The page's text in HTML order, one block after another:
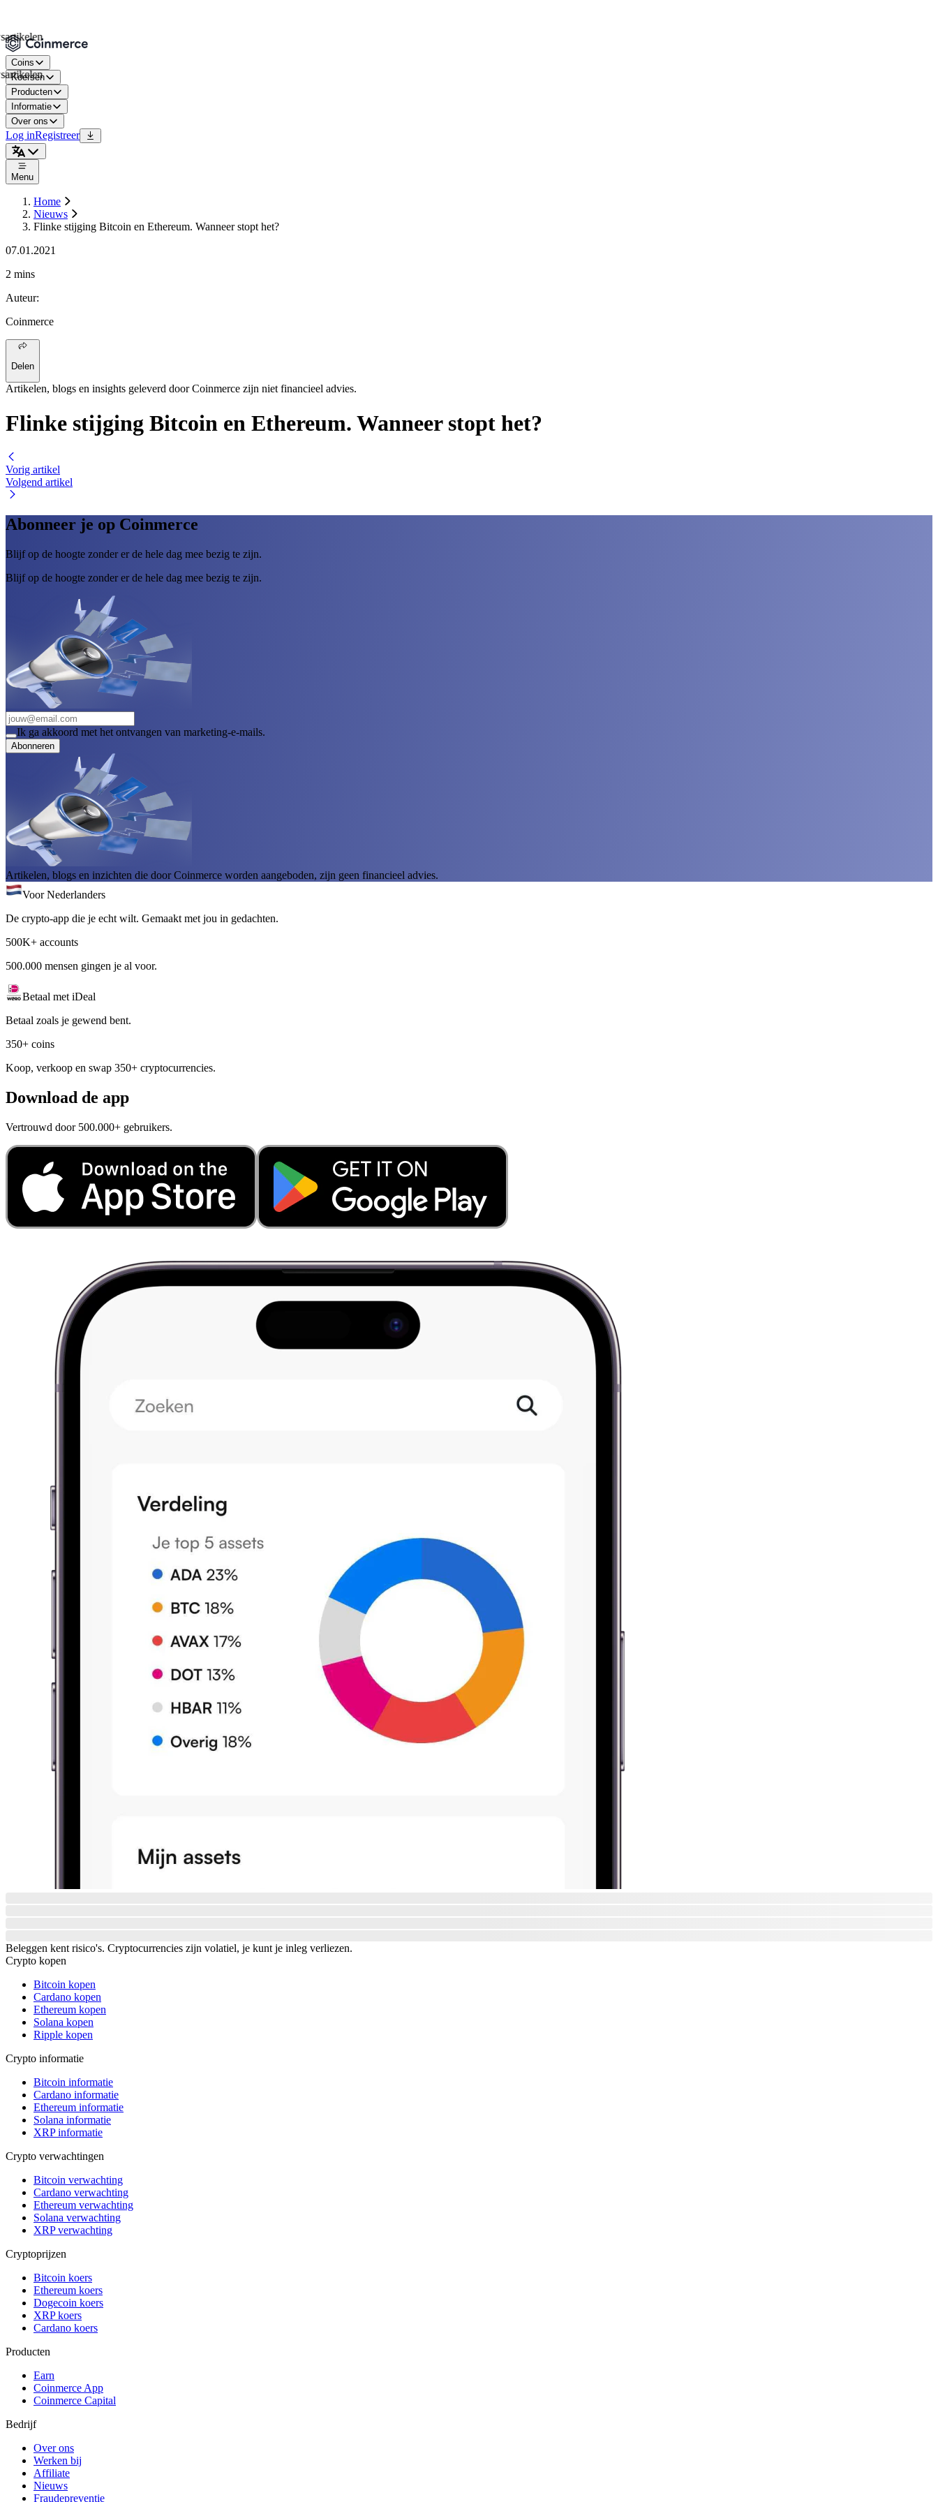
Coins
Koersen
Producten
Informatie
Over ons
Log inRegistreer
Menu
Home
Nieuws
Flinke stijging Bitcoin en Ethereum. Wanneer stopt het?
07.01.2021
2 mins
Auteur:
Coinmerce
Delen
Artikelen, blogs en insights geleverd door Coinmerce zijn niet financieel advies.
Flinke stijging Bitcoin en Ethereum. Wanneer stopt het?
Vorig artikel
Volgend artikel
Abonneer je op Coinmerce
Blijf op de hoogte zonder er de hele dag mee bezig te zijn.
Blijf op de hoogte zonder er de hele dag mee bezig te zijn.
Ik ga akkoord met het ontvangen van marketing-e-mails.
Abonneren
Artikelen, blogs en inzichten die door Coinmerce worden aangeboden, zijn geen financieel advies.
Voor Nederlanders
De crypto-app die je echt wilt. Gemaakt met jou in gedachten.
500K+ accounts
500.000 mensen gingen je al voor.
Betaal met iDeal
Betaal zoals je gewend bent.
350+ coins
Koop, verkoop en swap 350+ cryptocurrencies.
Download de app
Vertrouwd door 500.000+ gebruikers.
Beleggen kent risico's. Cryptocurrencies zijn volatiel, je kunt je inleg verliezen.
Crypto kopen
Bitcoin kopen
Cardano kopen
Ethereum kopen
Solana kopen
Ripple kopen
Crypto informatie
Bitcoin informatie
Cardano informatie
Ethereum informatie
Solana informatie
XRP informatie
Crypto verwachtingen
Bitcoin verwachting
Cardano verwachting
Ethereum verwachting
Solana verwachting
XRP verwachting
Cryptoprijzen
Bitcoin koers
Ethereum koers
Dogecoin koers
XRP koers
Cardano koers
Producten
Earn
Coinmerce App
Coinmerce Capital
Bedrijf
Over ons
Werken bij
Affiliate
Nieuws
Fraudepreventie